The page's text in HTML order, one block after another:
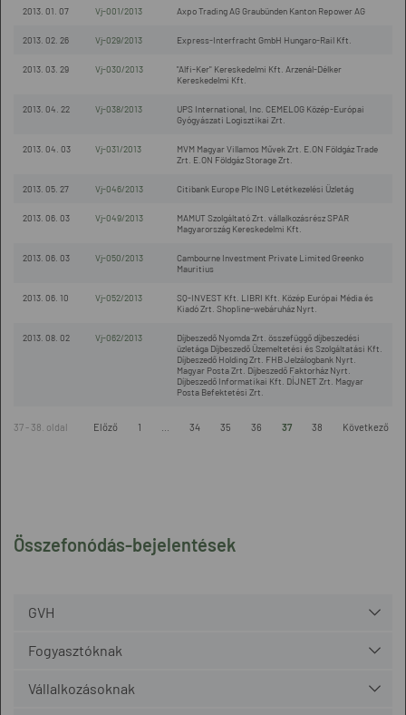
Összefonódás-bejelentések
GVH
Fogyasztóknak
Vállalkozásoknak
2013. 01. 07 Vj-001/2013 Axpo Trading AG Graubünden Kanton Repower AG
2013. 02. 26 Vj-029/2013 Express-Interfracht GmbH Hungaro-Rail Kft.
2013. 03. 29 Vj-030/2013
"Alfi-Ker" Kereskedelmi Kft. Arzenál-Délker
Kereskedelmi Kft.
2013. 04. 22 Vj-038/2013
UPS International, Inc. CEMELOG Közép-Európai
Gyógyászati Logisztikai Zrt.
2013. 04. 03 Vj-031/2013
MVM Magyar Villamos Művek Zrt. E.ON Földgáz Trade
Zrt. E.ON Földgáz Storage Zrt.
2013. 05. 27 Vj-046/2013 Citibank Europe Plc ING Letétkezelési Üzletág
2013. 06. 03 Vj-049/2013
MAMUT Szolgáltató Zrt. vállalkozásrész SPAR
Magyarország Kereskedelmi Kft.
2013. 06. 03 Vj-050/2013
Cambourne Investment Private Limited Greenko
Mauritius
2013. 06. 10 Vj-052/2013
SQ-INVEST Kft. LIBRI Kft. Közép Európai Média és
Kiadó Zrt. Shopline-webáruház Nyrt.
2013. 08. 02 Vj-062/2013
Díjbeszedő Nyomda Zrt. összefüggő díjbeszedési
üzletága Díjbeszedő Üzemeltetési és Szolgáltatási Kft.
Díjbeszedő Holding Zrt. FHB Jelzálogbank Nyrt.
Magyar Posta Zrt. Díjbeszedő Faktorház Nyrt.
Díjbeszedő Informatikai Kft. DÍJNET Zrt. Magyar
Posta Befektetési Zrt.
37 - 38. oldal Előző 1 34 35 36 37 38 Következő